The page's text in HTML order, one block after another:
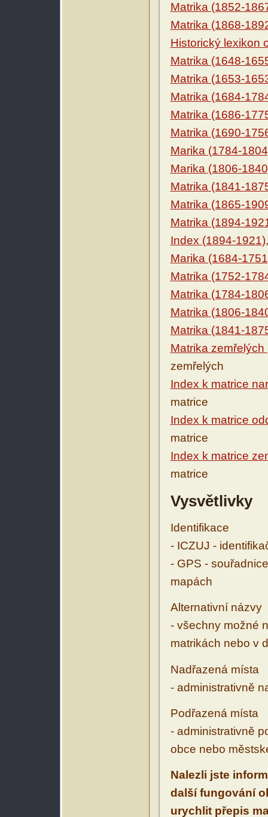
Matrika (1852-
Matrika (1868-
Historický lexikon
Matrika (1648-
Matrika (1653-
Matrika (1684-
Matrika (1686-
Matrika (1690-
Marika (1784-
Marika (1806-
Matrika (1841-
Matrika (1865-
Matrika (1894-
Index (1894-1921)
Marika (1684-
Matrika (1752-
Matrika (1784-
Matrika (1806-
Matrika (1841-
Matrika
zemřelých
Index k matrice
matrice
Index k matrice
matrice
Index k matrice
matrice
Vysvětlivky
Identifikace
- ICZUJ -
- GPS -
mapách
Alternativní názvy
- všechny možné
matrikách nebo v
Nadřazená místa
- administrativně
Podřazená místa
- administrativně
obce nebo
Nalezli jste
další fungování
urychlit přepis